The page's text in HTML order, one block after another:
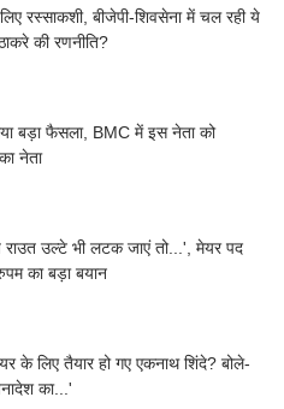
रस्साकशी, बीजेपी-शिवसेना में चल रही ये
की रणनीति?
बड़ा फैसला, BMC में इस नेता को
नेता
उल्टे भी लटक जाएं तो...', मेयर पद
का बड़ा बयान
के लिए तैयार हो गए एकनाथ शिंदे? बोले-
का...'